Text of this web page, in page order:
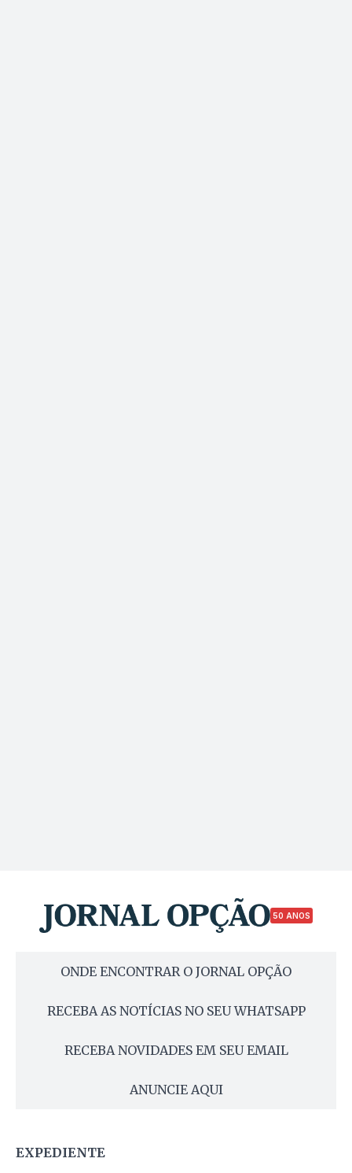
50 ANOS
ONDE ENCONTRAR O JORNAL OPÇÃO
RECEBA AS NOTÍCIAS NO SEU WHATSAPP
RECEBA NOVIDADES EM SEU EMAIL
ANUNCIE AQUI
EXPEDIENTE